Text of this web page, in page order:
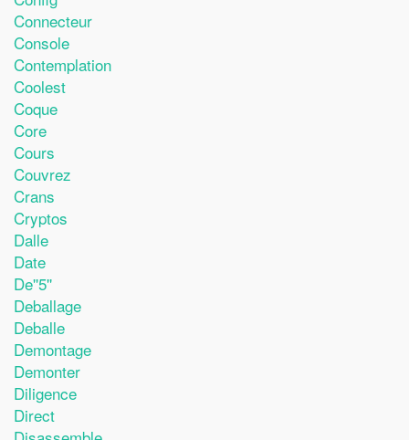
Connecteur
Console
Contemplation
Coolest
Coque
Core
Cours
Couvrez
Crans
Cryptos
Dalle
Date
De''5''
Deballage
Deballe
Demontage
Demonter
Diligence
Direct